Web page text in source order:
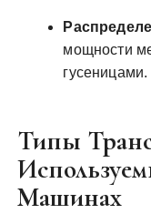
мощности
гусеницами.
Типы
Машинах